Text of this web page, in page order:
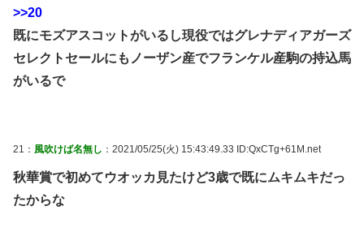
>>20
既にモズアスコットがいるし現役ではグレナディアガーズ
セレクトセールにもノーザン産でフランケル産駒の持込馬
がいるで
21： 風吹けば名無し ：2021/05/25(火) 15:43:49.33 ID:QxCTg+61M.net
秋華賞で初めてウオッカ見たけど3歳で既にムキムキだっ
たからな